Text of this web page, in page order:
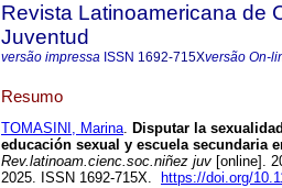
Revista Latinoamericana de
Juventud
versão impressa ISSN 1692-715Xversão On-
Resumo
TOMASINI, Marina. Disputar la
educación sexual y escuela secundaria
Rev.latinoam.cienc.soc.niñez juv [online].
2025. ISSN 1692-715X.
https://doi.org/